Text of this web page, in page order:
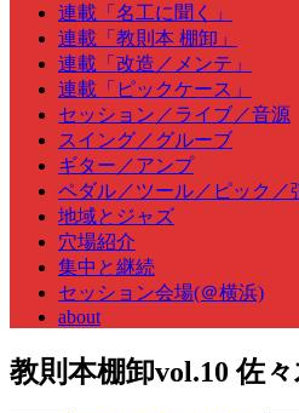
content
連載「名工に聞く」
連載「教則本 棚卸」
連載「改造／メンテ」
連載「ピックケース」
セッション／ライブ／音源
スイング／グルーブ
ギター／アンプ
ペダル／ツール／ピック／
地域とジャズ
穴場紹介
集中と継続
セッション会場(＠横浜)
about
教則本棚卸vol.10 佐